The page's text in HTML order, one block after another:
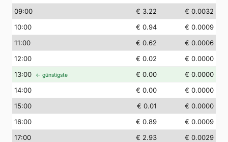
09:00 € 3.22
€ 0.0032
10:00 € 0.94
€ 0.0009
11:00 € 0.62
€ 0.0006
12:00 € 0.02
€ 0.0000
13:00 ← günstigste € 0.00
€ 0.0000
14:00 € 0.00
€ 0.0000
15:00 € 0.01
€ 0.0000
16:00 € 0.89
€ 0.0009
17:00 € 2.93
€ 0.0029